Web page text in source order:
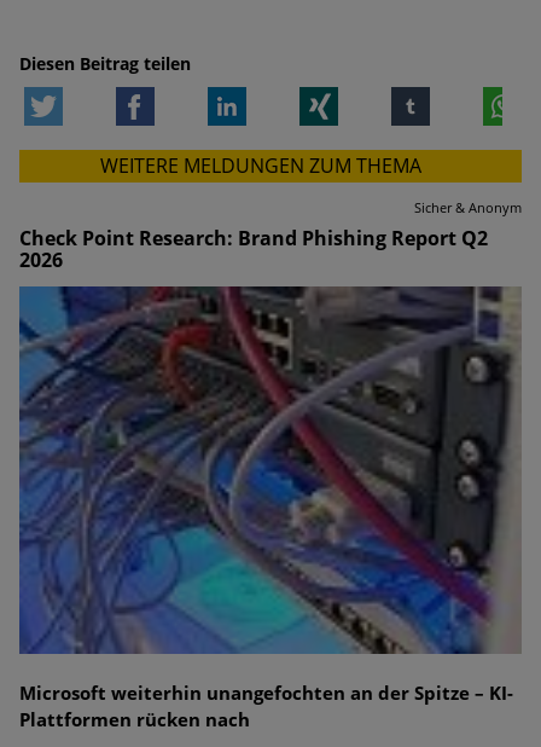
Diesen Beitrag teilen
Facebook LinkedIn tumblr
WEITERE MELDUNGEN ZUM THEMA
Sicher & Anonym
Check Point Research: Brand Phishing Report Q2
2026
Microsoft weiterhin unangefochten an der Spitze – KI-
Plattformen rücken nach